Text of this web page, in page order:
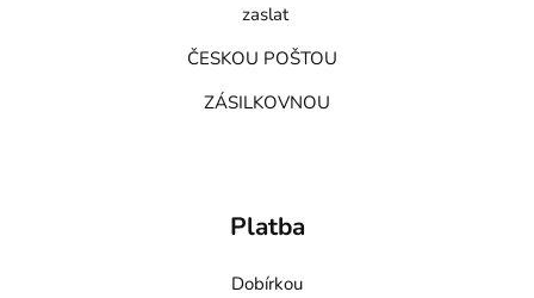
zaslat
ČESKOU POŠTOU
ZÁSILKOVNOU
Platba
Dobírkou